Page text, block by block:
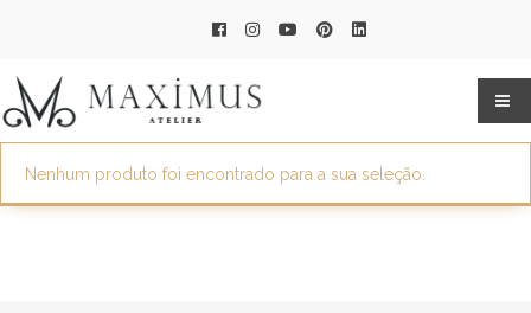
Nenhum produto foi encontrado para a sua seleção.